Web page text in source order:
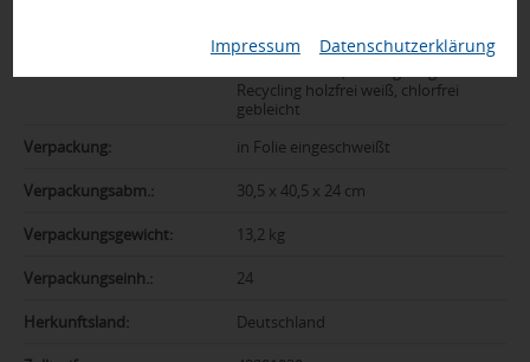
Impressum Datenschutzerklärung
Box: 400 g/m² Recycling
Recycling holzfrei weiß, chlorfrei
gebleicht
Verpackung:
in Folie eingeschweißt
Verpackungsabm.: 30,5 x 40,5 x 24 cm
Verpackungsgewicht: 13,2 kg
Verpackungseinh.: 24
Herkunftsland: Deutschland